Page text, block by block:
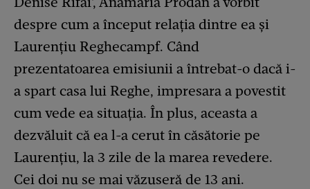
despre cum a început relația dintre ea și
Laurențiu Reghecampf. Când
prezentatoarea emisiunii a întrebat-o dacă i-
a spart casa lui Reghe, impresara a povestit
cum vede ea situația. În plus, aceasta a
dezvăluit că ea l-a cerut în căsătorie pe
Laurențiu, la 3 zile de la marea revedere.
Cei doi nu se mai văzuseră de 13 ani.